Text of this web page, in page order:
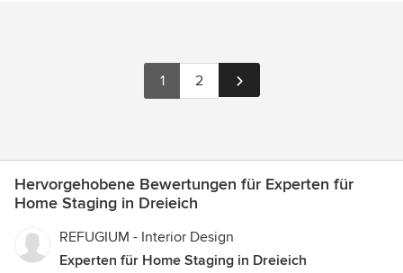
1 2
Hervorgehobene Bewertungen für Experten für
Home Staging in Dreieich
REFUGIUM - Interior Design
Experten für Home Staging in Dreieich